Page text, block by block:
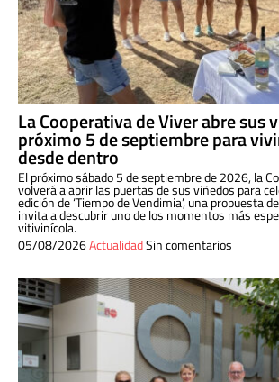
La Cooperativa de Viver abre sus
próximo 5 de septiembre para
desde dentro
El próximo sábado 5 de septiembre de 2026, la
volverá a abrir las puertas de sus viñedos para
edición de ‘Tiempo de Vendimia’, una propuesta
invita a descubrir uno de los momentos más
vitivinícola.
05/08/2026ActualidadSin comentarios